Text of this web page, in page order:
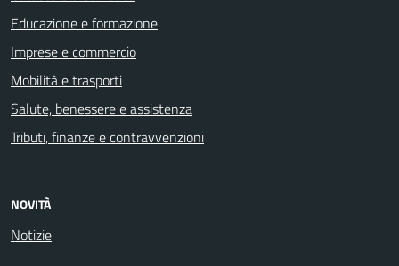
Educazione e formazione
Imprese e commercio
Mobilità e trasporti
Salute, benessere e assistenza
Tributi, finanze e contravvenzioni
NOVITÀ
Notizie